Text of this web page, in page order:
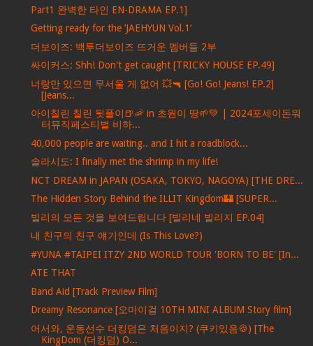
Part1 완벽한 타인 EN-DRAMA EP.1]
Getting ready for the ’JAEHYUN Vol.1‘
더보이즈: 백투더보이즈 뜨거운 멤버들 2부
싸이커스: Shh! Don't get caught [TRICKY HOUSE EP.49]
너랑만 있으면 무서울 게 없어 💥🔫 [Go! Go! Jeans! EP.2]
[Jeans...
아이칠린 칠린 뒷풀이🍺🦐 in 초원이 땅🌱💚 | 2024포세이돈워
터뮤직페스티벌 비하...
40,000 people are waiting.. and I hit a roadblock...
솔라시도: I finally met the shrimp in my life!
NCT DREAM in JAPAN (OSAKA, TOKYO, NAGOYA) [THE DRE...
The Hidden Story Behind the ILLIT Kingdom🏰 [SUPER...
빌리의 모든 것을 보여드립니다 [빌리네 빌리지 EP.04]
내 친구의 친구 얘기인데 (Is This Love?)
#YUNA #TAIPEI ITZY 2ND WORLD TOUR 'BORN TO BE' [In...
ATE THAT
Band Aid [Track Preview Film]
Dreamy Resonance [오마이걸 10TH MINI ALBUM Story film]
어서와, 운동선수 더킹덤은 처음이지? (쿠키있음🍪) [The
KingDom (더킹덤) O...